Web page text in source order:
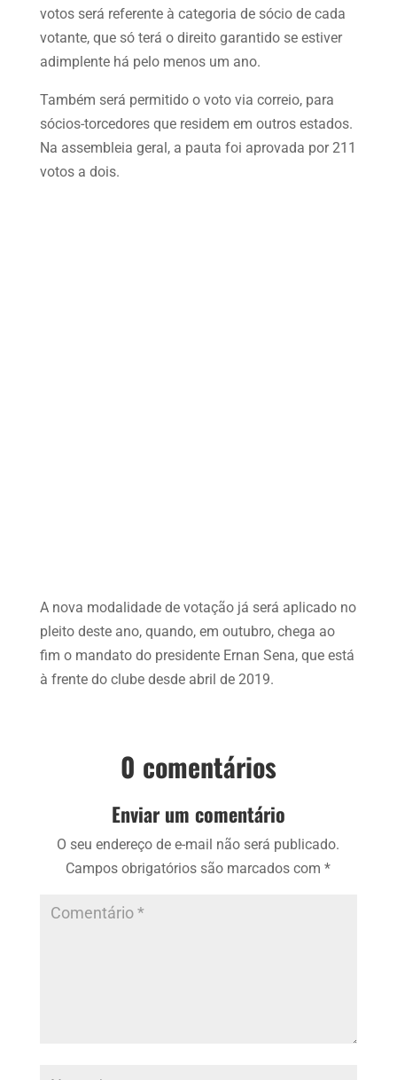
votos será referente à categoria de sócio de cada
votante, que só terá o direito garantido se estiver
adimplente há pelo menos um ano.
Também será permitido o voto via correio, para
sócios-torcedores que residem em outros estados.
Na assembleia geral, a pauta foi aprovada por 211
votos a dois.
A nova modalidade de votação já será aplicado no
pleito deste ano, quando, em outubro, chega ao
fim o mandato do presidente Ernan Sena, que está
à frente do clube desde abril de 2019.
0 comentários
Enviar um comentário
O seu endereço de e-mail não será publicado.
Campos obrigatórios são marcados com*